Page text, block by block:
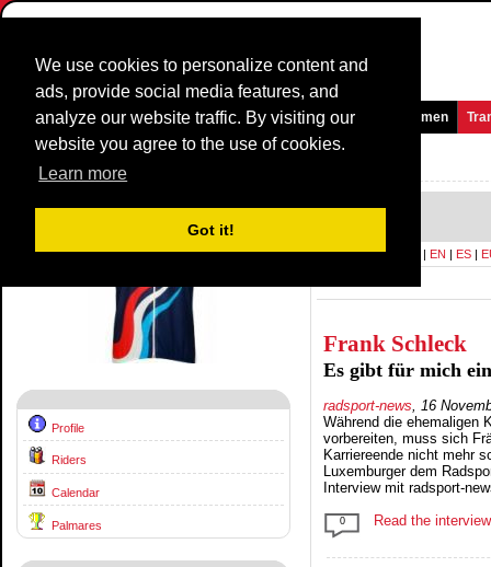
We use cookies to personalize content and
ads, provide social media features, and
analyze our website traffic. By visiting our
website you agree to the use of cookies.
Learn more
Got it!
Homepage News and Media Games Races Teams Women
Team Profile:
Profile
Riders
Calendar
Palmares
Language:All | EN | ES |
Frank Schleck
Es gibt für mich
radsport-news, 16
Während die ehemaligen
vorbereiten, muss sich
Karriereende nicht mehr
Luxemburger dem
Interview mit radsport-
0 Read the